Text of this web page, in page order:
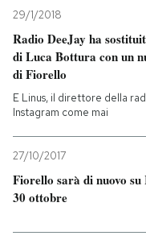
PODCAST
NEWSLETTER
SHOP
29/1/2018
Radio DeeJay ha
di Luca Bottura con un
di Fiorello
E Linus, il direttore della
Instagram come mai
27/10/2017
Fiorello sarà di nuovo
30 ottobre